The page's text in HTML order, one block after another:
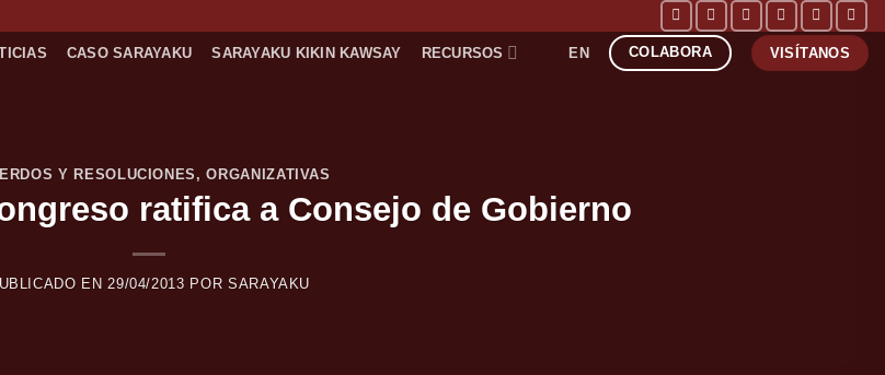
CASO SARAYAKU SARAYAKU KIKIN KAWSAY RECURSOS EN COLABORA VISÍTANOS
Y RESOLUCIONES ,ORGANIZATIVAS
ratifica a Consejo de Gobierno
EN29/04/2013 POR SARAYAKU